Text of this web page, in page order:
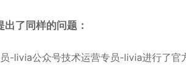
了同样的问题：
-livia公众号技术运营专员-livia进行了官